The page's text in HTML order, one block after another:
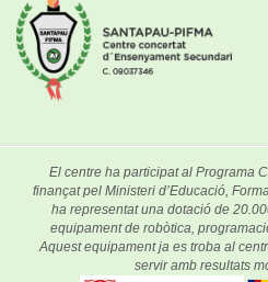
El centre ha participat al Programa
finançat pel Ministeri d’Educació,
ha representat una dotació de
equipament de robòtica,
Aquest equipament ja es troba al
servir amb resultats